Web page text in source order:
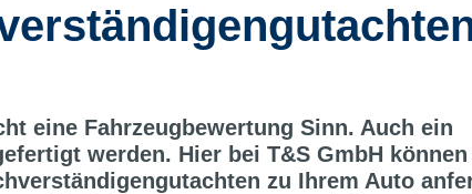
eine Fahrzeugbewertung Sinn. Auch ein
werden. Hier bei T&S GmbH
zu Ihrem Auto